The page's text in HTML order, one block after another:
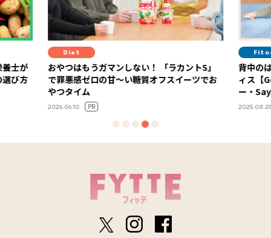
養士が
び方
Diet
おやつはもうガマンしない！ 「ラカントS」
で罪悪感ゼロの甘～い糖質オフスイーツでお
やつタイム
2026.06.10 PR
背中の
ィス【
ー・